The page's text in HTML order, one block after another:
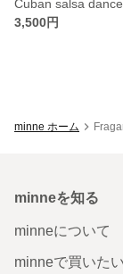
3,500円
minne ホーム
minneを知る
minneについて
minneで買いたい